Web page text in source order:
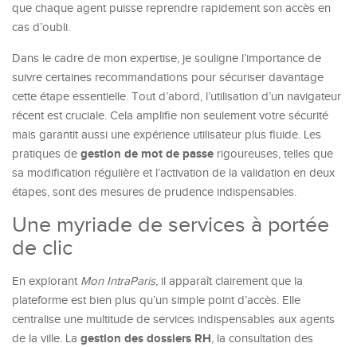
que chaque agent puisse reprendre rapidement son accès en
cas d’oubli.
Dans le cadre de mon expertise, je souligne l’importance de
suivre certaines recommandations pour sécuriser davantage
cette étape essentielle. Tout d’abord, l’utilisation d’un navigateur
récent est cruciale. Cela amplifie non seulement votre sécurité
mais garantit aussi une expérience utilisateur plus fluide. Les
pratiques de gestion de mot de passe rigoureuses, telles que
sa modification régulière et l’activation de la validation en deux
étapes, sont des mesures de prudence indispensables.
Une myriade de services à portée
de clic
En explorant Mon IntraParis, il apparaît clairement que la
plateforme est bien plus qu’un simple point d’accès. Elle
centralise une multitude de services indispensables aux agents
de la ville. La gestion des dossiers RH, la consultation des